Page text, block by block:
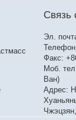
Связь
Эл.
Факс:
Моб.
Ван)
Адрес: